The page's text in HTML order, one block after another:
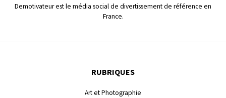
Demotivateur est le média social de divertissement de référence en
France.
RUBRIQUES
Art et Photographie